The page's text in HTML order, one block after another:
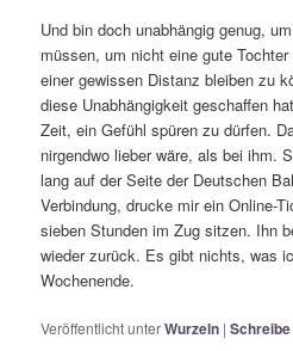
Und bin doch unabhängig genug,
müssen, um nicht eine gute
einer gewissen Distanz bleiben zu
diese Unabhängigkeit geschaffen
Zeit, ein Gefühl spüren zu dürfen.
nirgendwo lieber wäre, als bei ihm.
lang auf der Seite der Deutschen
Verbindung, drucke mir ein Online-
sieben Stunden im Zug sitzen. Ihn
wieder zurück. Es gibt nichts, was
Wochenende.
Veröffentlicht unterWurzeln |